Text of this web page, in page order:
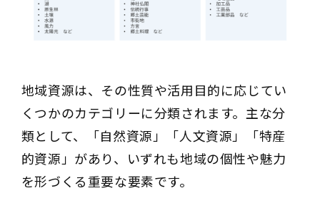
地域資源は、その性質や活用目的に応じてい
くつかのカテゴリーに分類されます。主な分
類として、「自然資源」「人文資源」「特産
的資源」があり、いずれも地域の個性や魅力
を形づくる重要な要素です。